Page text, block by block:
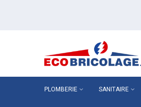
PLOMBERIE SANITAIRE